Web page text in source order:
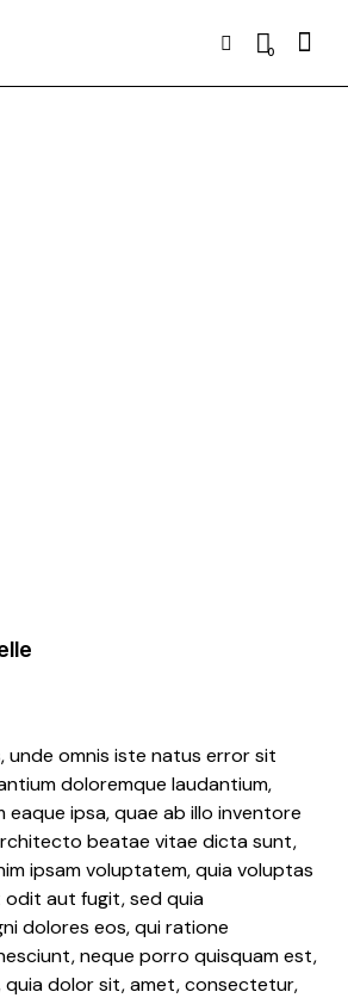
0
unde omnis iste natus error sit
doloremque laudantium,
eaque ipsa, quae ab illo inventore
beatae vitae dicta sunt,
ipsam voluptatem, quia voluptas
aut fugit, sed quia
dolores eos, qui ratione
neque porro quisquam est,
quia dolor sit, amet, consectetur,